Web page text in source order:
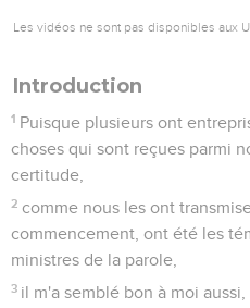
Les vidéos ne sont pas disponibles aux
Introduction
1 Puisque plusieurs ont
choses qui sont reçues parmi
certitude,
2 comme nous les ont
commencement, ont été les
ministres de la parole,
3 il m'a semblé bon à moi